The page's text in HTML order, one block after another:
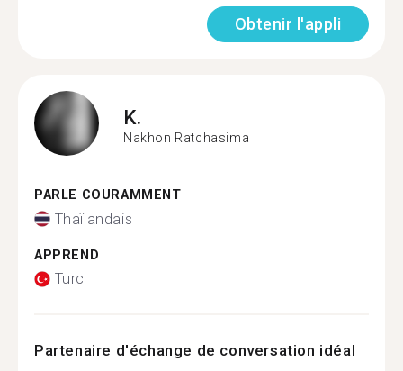
Obtenir l'appli
K.
Nakhon Ratchasima
PARLE COURAMMENT
Thaïlandais
APPREND
Turc
Partenaire d'échange de conversation idéal